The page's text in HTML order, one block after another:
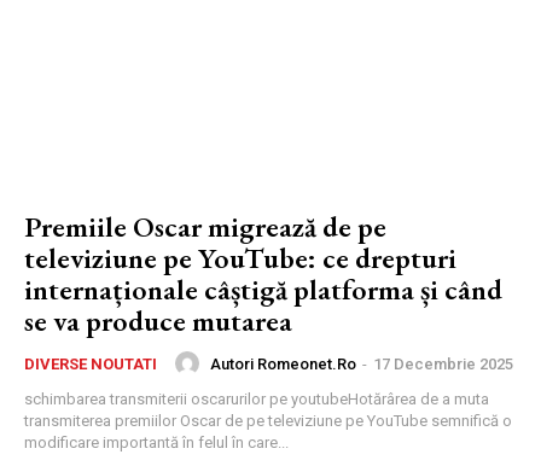
Premiile Oscar migrează de pe
televiziune pe YouTube: ce drepturi
internaționale câștigă platforma și când
se va produce mutarea
DIVERSE NOUTATI Autori Romeonet.ro - 17 Decembrie 2025
schimbarea transmiterii oscarurilor pe youtubeHotărârea de a muta
transmiterea premiilor Oscar de pe televiziune pe YouTube semnifică o
modificare importantă în felul în care...